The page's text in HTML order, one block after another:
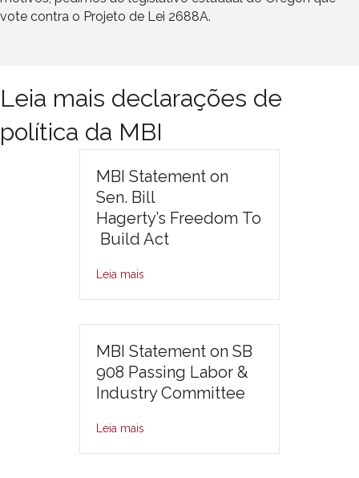
vote contra o Projeto de Lei 2688A.
Leia mais declarações de
política da MBI
MBI Statement on
Sen. Bill
Hagerty’s Freedom To
Build Act
Leia mais
MBI Statement on SB
908 Passing Labor &
Industry Committee
Leia mais